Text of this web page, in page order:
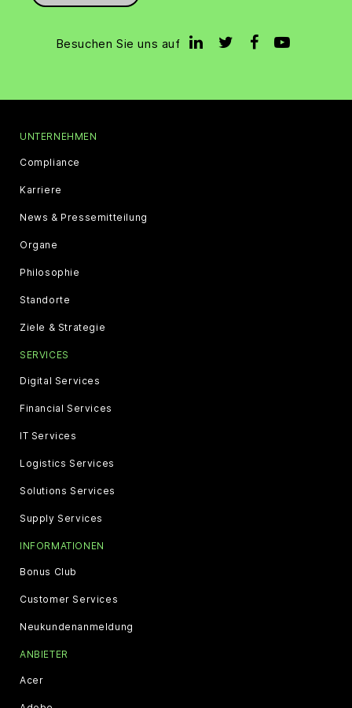
Besuchen Sie uns auf
UNTERNEHMEN
Compliance
Karriere
News & Pressemitteilung
Organe
Philosophie
Standorte
Ziele & Strategie
SERVICES
Digital Services
Financial Services
IT Services
Logistics Services
Solutions Services
Supply Services
INFORMATIONEN
Bonus Club
Customer Services
Neukundenanmeldung
ANBIETER
Acer